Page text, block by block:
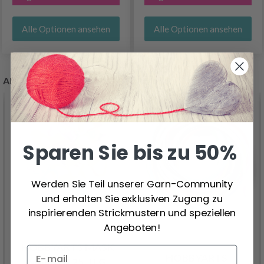
Alle Optionen ansehen Alle Optionen ansehen
ANDERE KAUFTEN AUCH
40% Rabatt
HOBBYARTS MASK
Sparen Sie bis zu 50%
Werden Sie Teil unserer Garn-Community
und erhalten Sie exklusiven Zugang zu
inspirierenden Strickmustern und speziellen
Angeboten!